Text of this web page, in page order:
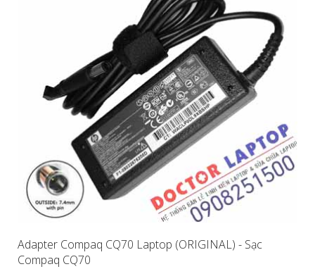
Adapter Compaq CQ70 Laptop (ORIGINAL) - Sạc
Compaq CQ70